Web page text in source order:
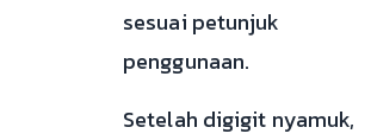
sesuai petunjuk
penggunaan.
Setelah digigit nyamuk,